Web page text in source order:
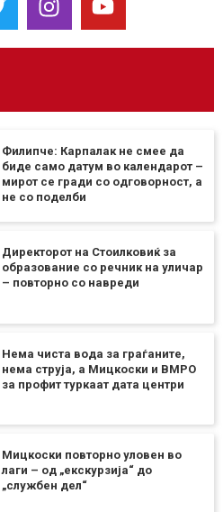
Филипче: Карпалак не смее да
биде само датум во календарот –
мирот се гради со одговорност, а
не со поделби
Директорот на Стоилковиќ за
образование со речник на уличар
– повторно со навреди
Нема чиста вода за граѓаните,
нема струја, а Мицкоски и ВМРО
за профит туркаат дата центри
Мицкоски повторно уловен во
лаги – од „екскурзија“ до
„службен дел“